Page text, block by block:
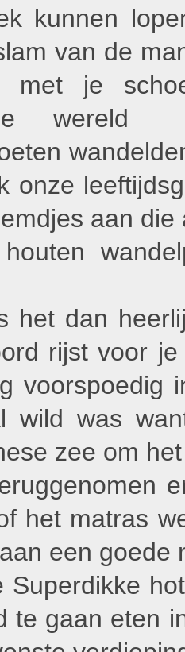
kunnen
van de
met je
wereld
onze
aan
het dan
rijst voor
voorspoedig
wild was
zee om
het matras
een goede
Superdikke
te gaan eten